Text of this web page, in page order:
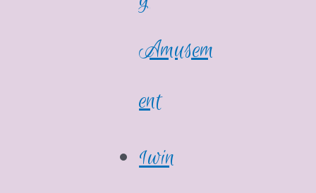
Amusem
ent
1win